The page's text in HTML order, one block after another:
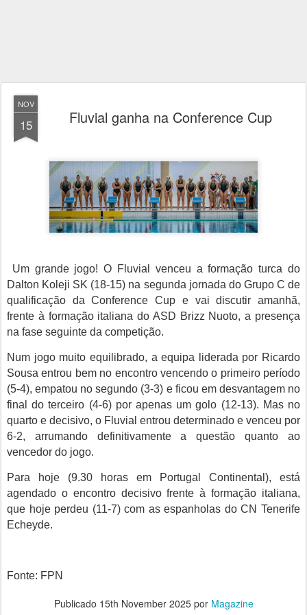
NOV
15 Fluvial ganha na Conference Cup
Um grande jogo! O Fluvial venceu a formação turca do
Dalton Koleji SK (18-15) na segunda jornada do Grupo C de
qualificação da Conference Cup e vai discutir amanhã,
frente à formação italiana do ASD Brizz Nuoto, a presença
na fase seguinte da competição.
Num jogo muito equilibrado, a equipa liderada por Ricardo
Sousa entrou bem no encontro vencendo o primeiro período
(5-4), empatou no segundo (3-3) e ficou em desvantagem no
final do terceiro (4-6) por apenas um golo (12-13). Mas no
quarto e decisivo, o Fluvial entrou determinado e venceu por
6-2, arrumando definitivamente a questão quanto ao
vencedor do jogo.
Para hoje (9.30 horas em Portugal Continental), está
agendado o encontro decisivo frente à formação italiana,
que hoje perdeu (11-7) com as espanholas do CN Tenerife
Echeyde.
Fonte: FPN
Publicado 15th November 2025por Magazine